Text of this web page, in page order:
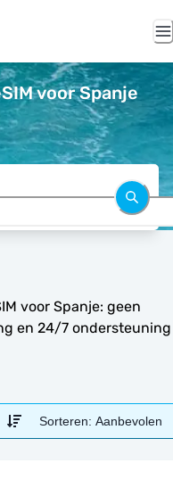
voor Spanje
voor Spanje: geen
en 24/7 ondersteuning
Sorteren: Aanbevolen